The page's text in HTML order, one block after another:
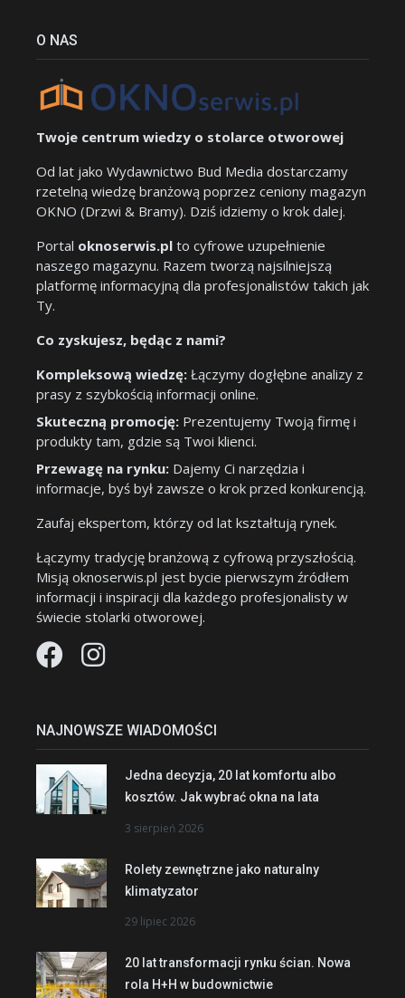
O NAS
Twoje centrum wiedzy o stolarce otworowej
Od lat jako Wydawnictwo Bud Media dostarczamy
rzetelną wiedzę branżową poprzez ceniony magazyn
OKNO (Drzwi & Bramy). Dziś idziemy o krok dalej.
Portal oknoserwis.pl to cyfrowe uzupełnienie
naszego magazynu. Razem tworzą najsilniejszą
platformę informacyjną dla profesjonalistów takich jak
Ty.
Co zyskujesz, będąc z nami?
Kompleksową wiedzę: Łączymy dogłębne analizy z
prasy z szybkością informacji online.
Skuteczną promocję: Prezentujemy Twoją firmę i
produkty tam, gdzie są Twoi klienci.
Przewagę na rynku: Dajemy Ci narzędzia i
informacje, byś był zawsze o krok przed konkurencją.
Zaufaj ekspertom, którzy od lat kształtują rynek.
Łączymy tradycję branżową z cyfrową przyszłością.
Misją oknoserwis.pl jest bycie pierwszym źródłem
informacji i inspiracji dla każdego profesjonalisty w
świecie stolarki otworowej.
NAJNOWSZE WIADOMOŚCI
Jedna decyzja, 20 lat komfortu albo
kosztów. Jak wybrać okna na lata
3 sierpień 2026
Rolety zewnętrzne jako naturalny
klimatyzator
29 lipiec 2026
20 lat transformacji rynku ścian. Nowa
rola H+H w budownictwie